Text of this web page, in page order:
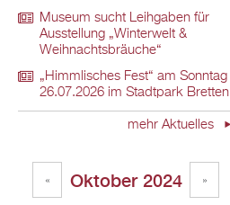
Museum sucht Leihgaben für
Ausstellung „Winterwelt &
Weihnachtsbräuche“
„Himmlisches Fest“ am Sonntag
26.07.2026 im Stadtpark Bretten
mehr Aktuelles
Oktober 2024
« »